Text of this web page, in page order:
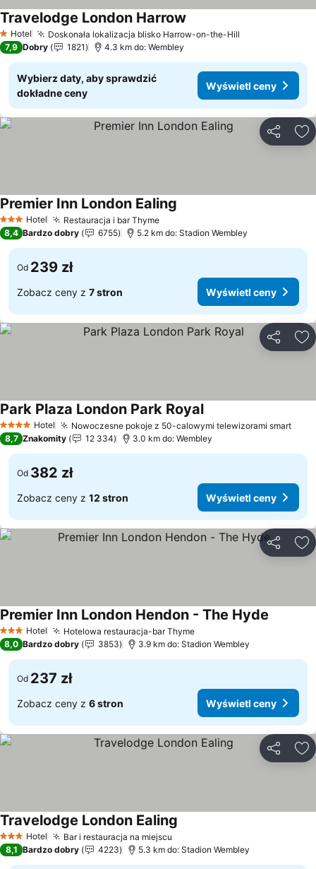
1 Kategoria
Hotel Doskonała lokalizacja blisko Harrow-on-the-Hill
Travelodge London Harrow
7,9 Dobry 1821 4.3 km do: Wembley
Wybierz daty, aby sprawdzić
dokładne ceny
Wyświetl ceny
3 Kategoria
Hotel Restauracja i bar ThymeWyświetl ceny
Premier Inn London Ealing
8,4 Bardzo dobry 6755 5.2 km do: Stadion Wembley
Od 239 zł
Zobacz ceny z 7 stron Wyświetl ceny
4 KategoriaHotel Nowoczesne pokoje z 50-calowymi telewizorami smart
Park Plaza London Park RoyalWyświetl ceny
8,7 Znakomity 12 334 3.0 km do: Wembley
Od 382 zł
Zobacz ceny z 12 stron Wyświetl ceny
3 Kategoria
Hotel Hotelowa restauracja-bar ThymeWyświetl ceny
Premier Inn London Hendon - The Hyde
8,0 Bardzo dobry 3853 3.9 km do: Stadion Wembley
Od 237 zł
Zobacz ceny z 6 stron Wyświetl ceny
3 Kategoria
Hotel Bar i restauracja na miejscu
Travelodge London Ealing
8,1 Bardzo dobry 4223 5.3 km do: Stadion Wembley